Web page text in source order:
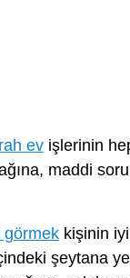
ev işlerinin
maddi
görmek kişinin
şeytana